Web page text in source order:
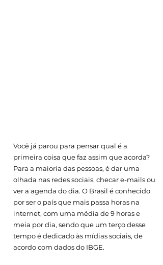
Você já parou para pensar qual é a
primeira coisa que faz assim que acorda?
Para a maioria das pessoas, é dar uma
olhada nas redes sociais, checar e-mails ou
ver a agenda do dia. O Brasil é conhecido
por ser o país que mais passa horas na
internet, com uma média de 9 horas e
meia por dia, sendo que um terço desse
tempo é dedicado às mídias sociais, de
acordo com dados do IBGE.